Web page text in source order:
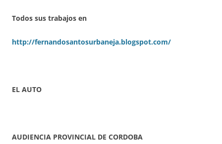
Todos sus trabajos en
http://fernandosantosurbaneja.blogspot.com/
EL AUTO
AUDIENCIA PROVINCIAL DE CORDOBA